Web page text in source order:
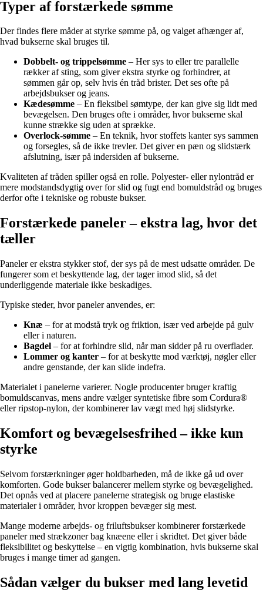
Typer af forstærkede sømme
Der findes flere måder at styrke sømme på, og valget afhænger af,
hvad bukserne skal bruges til.
Dobbelt- og trippelsømme – Her sys to eller tre parallelle
rækker af sting, som giver ekstra styrke og forhindrer, at
sømmen går op, selv hvis én tråd brister. Det ses ofte på
arbejdsbukser og jeans.
Kædesømme – En fleksibel sømtype, der kan give sig lidt med
bevægelsen. Den bruges ofte i områder, hvor bukserne skal
kunne strække sig uden at sprække.
Overlock-sømme – En teknik, hvor stoffets kanter sys sammen
og forsegles, så de ikke trevler. Det giver en pæn og slidstærk
afslutning, især på indersiden af bukserne.
Kvaliteten af tråden spiller også en rolle. Polyester- eller nylontråd er
mere modstandsdygtig over for slid og fugt end bomuldstråd og bruges
derfor ofte i tekniske og robuste bukser.
Forstærkede paneler – ekstra lag, hvor det
tæller
Paneler er ekstra stykker stof, der sys på de mest udsatte områder. De
fungerer som et beskyttende lag, der tager imod slid, så det
underliggende materiale ikke beskadiges.
Typiske steder, hvor paneler anvendes, er:
Knæ – for at modstå tryk og friktion, især ved arbejde på gulv
eller i naturen.
Bagdel – for at forhindre slid, når man sidder på ru overflader.
Lommer og kanter – for at beskytte mod værktøj, nøgler eller
andre genstande, der kan slide indefra.
Materialet i panelerne varierer. Nogle producenter bruger kraftig
bomuldscanvas, mens andre vælger syntetiske fibre som Cordura®
eller ripstop-nylon, der kombinerer lav vægt med høj slidstyrke.
Komfort og bevægelsesfrihed – ikke kun
styrke
Selvom forstærkninger øger holdbarheden, må de ikke gå ud over
komforten. Gode bukser balancerer mellem styrke og bevægelighed.
Det opnås ved at placere panelerne strategisk og bruge elastiske
materialer i områder, hvor kroppen bevæger sig mest.
Mange moderne arbejds- og friluftsbukser kombinerer forstærkede
paneler med strækzoner bag knæene eller i skridtet. Det giver både
fleksibilitet og beskyttelse – en vigtig kombination, hvis bukserne skal
bruges i mange timer ad gangen.
Sådan vælger du bukser med lang levetid